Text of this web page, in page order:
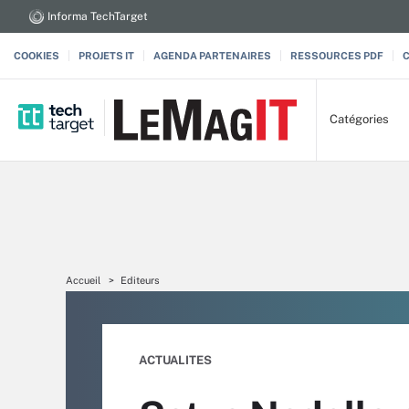
Informa TechTarget
COOKIES PROJETS IT AGENDA PARTENAIRES RESSOURCES PDF
Catégories
Accueil Editeurs
ACTUALITES